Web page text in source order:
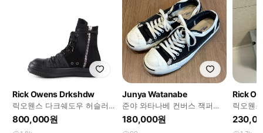
Rick Owens Drkshdw
릭오웬스 다크쉐도우 허슬러
라몬즈 하이 41
800,000원
Junya Watanabe
준야 와타나베 컨버스 잭퍼셀
블랙 280
180,000원
Rick
릭오웬
원스타